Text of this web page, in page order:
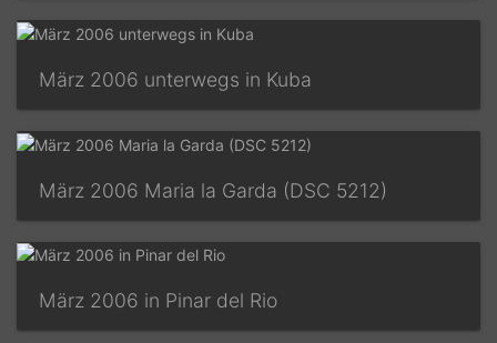
März 2006 unterwegs in Kuba
März 2006 Maria la Garda (DSC 5212)
März 2006 in Pinar del Rio